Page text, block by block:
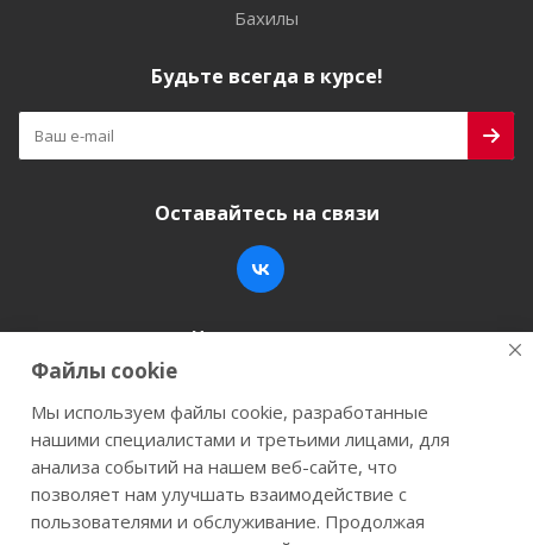
Бахилы
Будьте всегда в курсе!
Оставайтесь на связи
Наши контакты
+7 (846) 200-05-15
г. Самара, ул. Заводское шоссе, 17
Файлы cookie
Мы используем файлы cookie, разработанные
нашими специалистами и третьими лицами, для
анализа событий на нашем веб-сайте, что
позволяет нам улучшать взаимодействие с
пользователями и обслуживание. Продолжая